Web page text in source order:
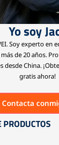
Yo soy
Soy experto en
de 20 años.
desde China.
gratis ahora!
Contacta
PRODUCTOS